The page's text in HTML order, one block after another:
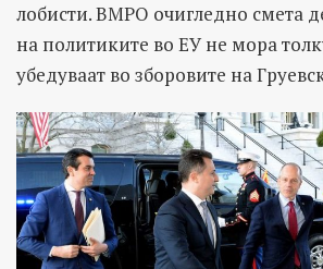
лобисти. ВМРО очигледно смета
на политиките во ЕУ не мора
убедуваат во зборовите на